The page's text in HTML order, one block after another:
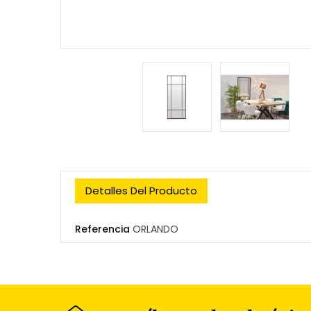
Detalles Del Producto
Referencia ORLANDO